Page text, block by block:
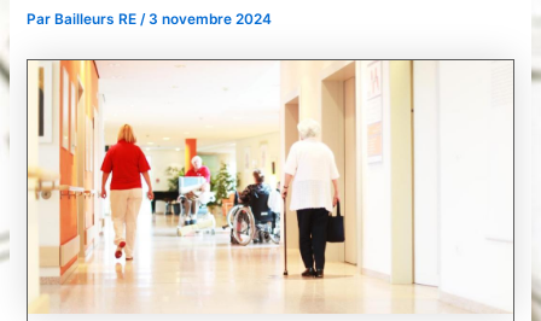
Par Bailleurs RE/3 novembre 2024